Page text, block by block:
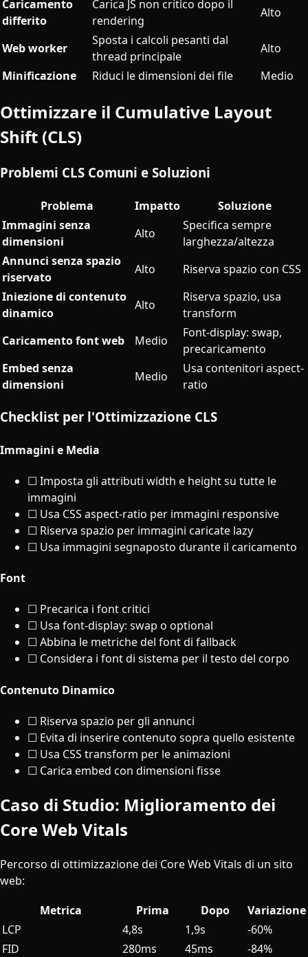
Caricamento
differito
Carica JS non critico dopo il
rendering
Alto
Web worker
Sposta i calcoli pesanti dal
thread principale
Alto
Minificazione
Riduci le dimensioni dei file Medio
Ottimizzare il Cumulative Layout
Shift (CLS)
Problemi CLS Comuni e Soluzioni
Problema Impatto
Soluzione
Immagini senza
dimensioni
Alto
Specifica sempre
larghezza/altezza
Annunci senza spazio
riservato
Alto
Riserva spazio con CSS
Iniezione di contenuto
dinamico
Alto
Riserva spazio, usa
transform
Caricamento font web
Medio
Font-display: swap,
precaricamento
Embed senza
dimensioni
Medio
Usa contenitori aspect-
ratio
Checklist per l'Ottimizzazione CLS
Immagini e Media
☐ Imposta gli attributi width e height su tutte le
immagini
☐ Usa CSS aspect-ratio per immagini responsive
☐ Riserva spazio per immagini caricate lazy
☐ Usa immagini segnaposto durante il caricamento
Font
☐ Precarica i font critici
☐ Usa font-display: swap o optional
☐ Abbina le metriche del font di fallback
☐ Considera i font di sistema per il testo del corpo
Contenuto Dinamico
☐ Riserva spazio per gli annunci
☐ Evita di inserire contenuto sopra quello esistente
☐ Usa CSS transform per le animazioni
☐ Carica embed con dimensioni fisse
Caso di Studio: Miglioramento dei
Core Web Vitals
Percorso di ottimizzazione dei Core Web Vitals di un sito
web:
Metrica
Prima Dopo
Variazione
LCP
4,8s 1,9s
-60%
FID
280ms 45ms
-84%